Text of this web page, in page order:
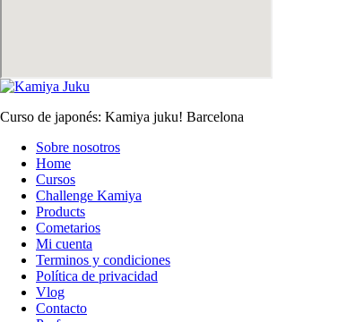
Curso de japonés: Kamiya juku! Barcelona
Sobre nosotros
Home
Cursos
Challenge Kamiya
Products
Cometarios
Mi cuenta
Terminos y condiciones
Política de privacidad
Vlog
Contacto